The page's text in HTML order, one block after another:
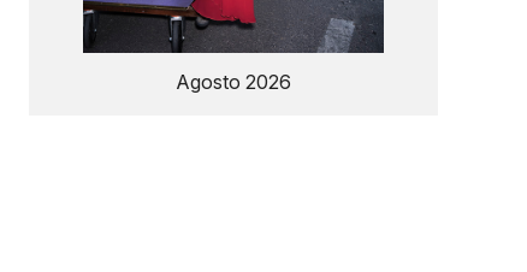
Agosto 2026